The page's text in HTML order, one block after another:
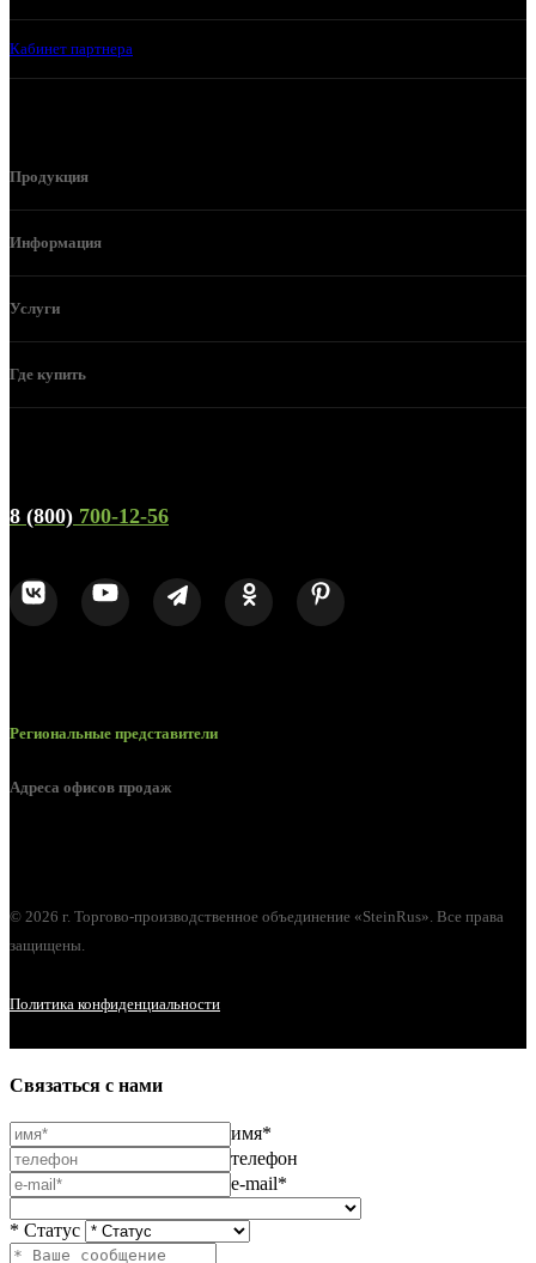
Кабинет партнера
Продукция
Информация
Услуги
Где купить
8 (800) 700-12-56
Региональные представители
Адреса офисов продаж
© 2026 г. Торгово-производственное объединение «SteinRus». Все права
защищены.
Политика конфиденциальности
Связаться с нами
имя*
телефон
e-mail*
* Статус